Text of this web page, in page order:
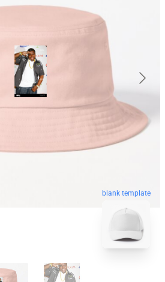
blank template